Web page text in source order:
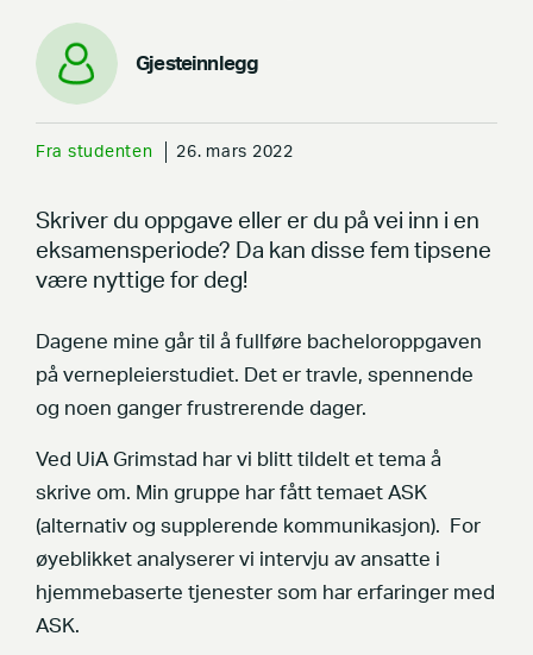
Gjesteinnlegg
Fra studenten 26. mars 2022
Skriver du oppgave eller er du på vei inn i en
eksamensperiode? Da kan disse fem tipsene
være nyttige for deg!
Dagene mine går til å fullføre bacheloroppgaven
på vernepleierstudiet. Det er travle, spennende
og noen ganger frustrerende dager.
Ved UiA Grimstad har vi blitt tildelt et tema å
skrive om. Min gruppe har fått temaet ASK
(alternativ og supplerende kommunikasjon). For
øyeblikket analyserer vi intervju av ansatte i
hjemmebaserte tjenester som har erfaringer med
ASK.